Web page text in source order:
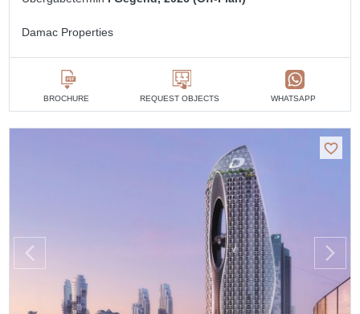
Damac Properties
BROCHURE REQUEST OBJECTS WHATSAPP